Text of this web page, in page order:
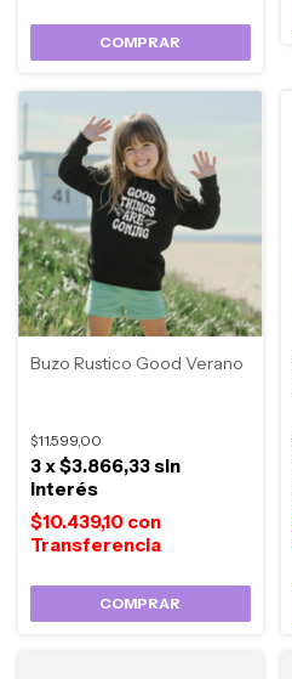
COMPRAR
Buzo Rustico Good Verano
$11.599,00
$10.439,10 con
3x$3.866,33sin
interés
COMPRAR